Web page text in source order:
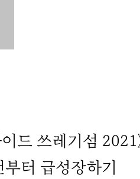
드 쓰레기섬 2021
터 급성장하기